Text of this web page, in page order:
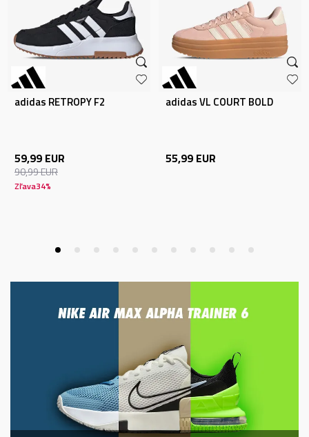
adidas RETROPY F2
59,99 EUR
90,99EUR
Zľava34%
adidas VL COURT BOLD
55,99 EUR
Nike NIKE AIR MAX IVO